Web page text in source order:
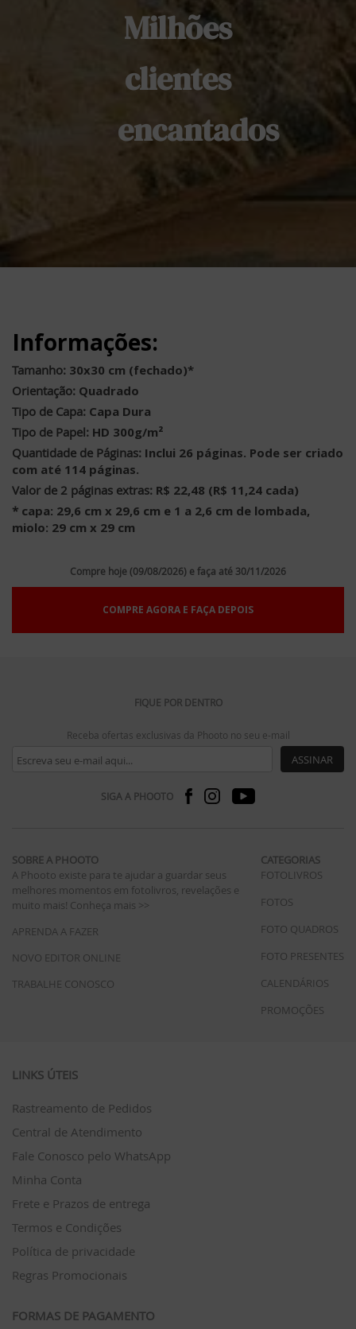
Milhões
clientes
encantados
Informações:
Tamanho: 30x30 cm (fechado)*
Orientação: Quadrado
Tipo de Capa: Capa Dura
Tipo de Papel: HD 300g/m²
Quantidade de Páginas: Inclui 26 páginas. Pode ser criado
com até 114 páginas.
Valor de 2 páginas extras: R$ 22,48 (R$ 11,24 cada)
* capa: 29,6 cm x 29,6 cm e 1 a 2,6 cm de lombada,
miolo: 29 cm x 29 cm
Compre hoje (09/08/2026) e faça até 30/11/2026
COMPRE AGORA E FAÇA DEPOIS
FIQUE POR DENTRO
Receba ofertas exclusivas da Phooto no seu e-mail
ASSINAR
SIGA A PHOOTO
SOBRE A PHOOTO
A Phooto existe para te ajudar a guardar seus
melhores momentos em fotolivros, revelações e
muito mais! Conheça mais >>
APRENDA A FAZER
NOVO EDITOR ONLINE
TRABALHE CONOSCO
CATEGORIAS
FOTOLIVROS
FOTOS
FOTO QUADROS
FOTO PRESENTES
CALENDÁRIOS
PROMOÇÕES
LINKS ÚTEIS
Rastreamento de Pedidos
Central de Atendimento
Fale Conosco pelo WhatsApp
Minha Conta
Frete e Prazos de entrega
Termos e Condições
Política de privacidade
Regras Promocionais
FORMAS DE PAGAMENTO